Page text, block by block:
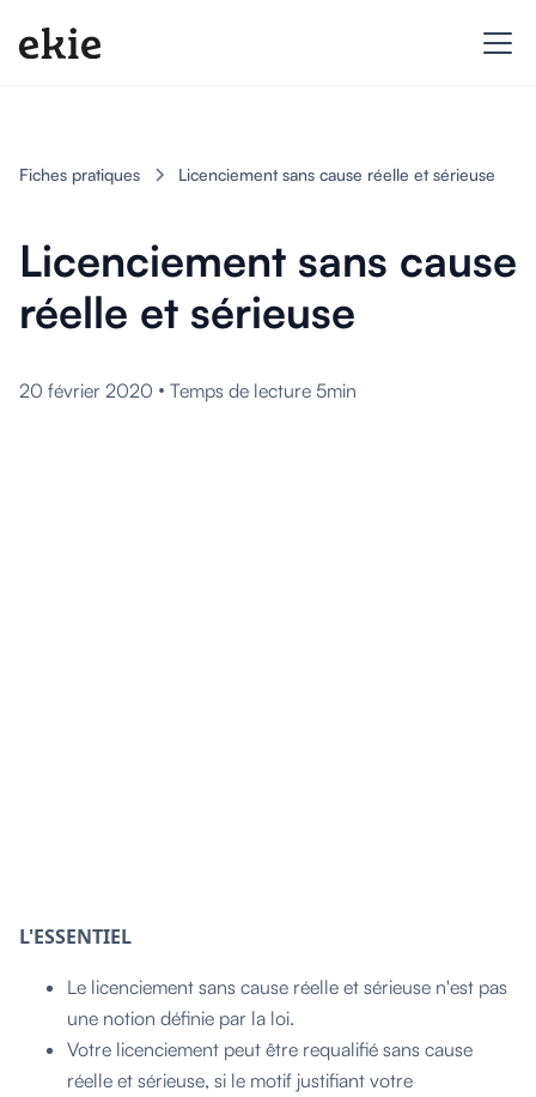
Fiches pratiques Licenciement sans cause réelle et sérieuse
Licenciement sans cause
réelle et sérieuse
20 février 2020 • Temps de lecture 5min
L'ESSENTIEL
Le licenciement sans cause réelle et sérieuse n'est pas
une notion définie par la loi.
Votre licenciement peut être requalifié sans cause
réelle et sérieuse, si le motif justifiant votre